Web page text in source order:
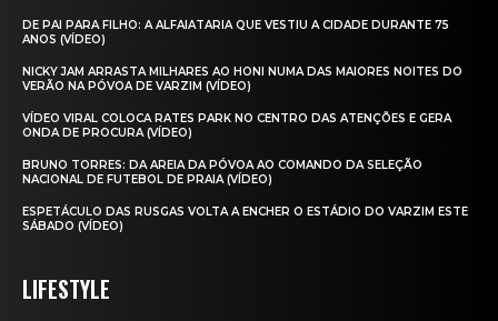
DE PAI PARA FILHO: A ALFAIATARIA QUE VESTIU A CIDADE DURANTE 75
ANOS (VÍDEO)
NICKY JAM ARRASTA MILHARES AO HONI NUMA DAS MAIORES NOITES DO
VERÃO NA PÓVOA DE VARZIM (VÍDEO)
VÍDEO VIRAL COLOCA RATES PARK NO CENTRO DAS ATENÇÕES E GERA
ONDA DE PROCURA (VÍDEO)
BRUNO TORRES: DA AREIA DA PÓVOA AO COMANDO DA SELEÇÃO
NACIONAL DE FUTEBOL DE PRAIA (VÍDEO)
ESPETÁCULO DAS RUSGAS VOLTA A ENCHER O ESTÁDIO DO VARZIM ESTE
SÁBADO (VÍDEO)
LIFESTYLE